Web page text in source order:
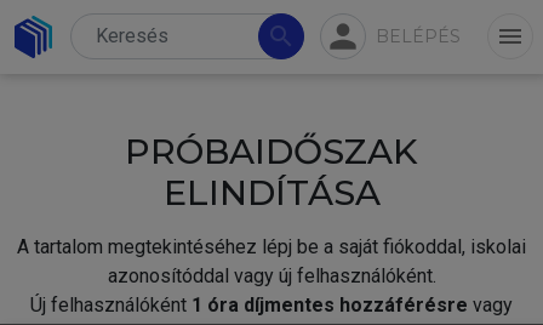
search person BELÉPÉS menu
PRÓBAIDŐSZAK
ELINDÍTÁSA
A tartalom megtekintéséhez lépj be a saját fiókoddal, iskolai
azonosítóddal vagy új felhasználóként.
Új felhasználóként 1 óra díjmentes hozzáférésre vagy